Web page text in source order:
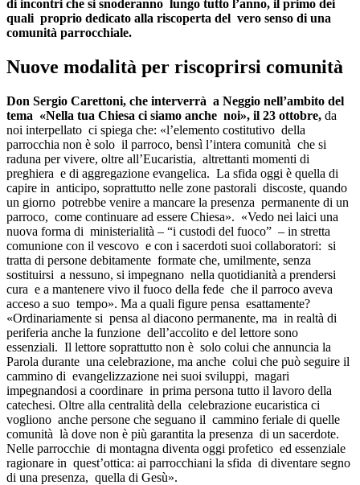
di incontri che si snoderanno lungo tutto l’anno, il primo dei
quali proprio dedicato alla riscoperta del vero senso di una
comunità parrocchiale.
Nuove modalità per riscoprirsi comunità
Don Sergio Carettoni, che interverrà a Neggio nell’ambito del
tema «Nella tua Chiesa ci siamo anche noi», il 23 ottobre, da
noi interpellato ci spiega che: «l’elemento costitutivo della
parrocchia non è solo il parroco, bensì l’intera comunità che si
raduna per vivere, oltre all’Eucaristia, altrettanti momenti di
preghiera e di aggregazione evangelica. La sfida oggi è quella di
capire in anticipo, soprattutto nelle zone pastorali discoste, quando
un giorno potrebbe venire a mancare la presenza permanente di un
parroco, come continuare ad essere Chiesa». «Vedo nei laici una
nuova forma di ministerialità – “i custodi del fuoco” – in stretta
comunione con il vescovo e con i sacerdoti suoi collaboratori: si
tratta di persone debitamente formate che, umilmente, senza
sostituirsi a nessuno, si impegnano nella quotidianità a prendersi
cura e a mantenere vivo il fuoco della fede che il parroco aveva
acceso a suo tempo». Ma a quali figure pensa esattamente?
«Ordinariamente si pensa al diacono permanente, ma in realtà di
periferia anche la funzione dell’accolito e del lettore sono
essenziali. Il lettore soprattutto non è solo colui che annuncia la
Parola durante una celebrazione, ma anche colui che può seguire il
cammino di evangelizzazione nei suoi sviluppi, magari
impegnandosi a coordinare in prima persona tutto il lavoro della
catechesi. Oltre alla centralità della celebrazione eucaristica ci
vogliono anche persone che seguano il cammino feriale di quelle
comunità là dove non è più garantita la presenza di un sacerdote.
Nelle parrocchie di montagna diventa oggi profetico ed essenziale
ragionare in quest’ottica: ai parrocchiani la sfida di diventare segno
di una presenza, quella di Gesù».